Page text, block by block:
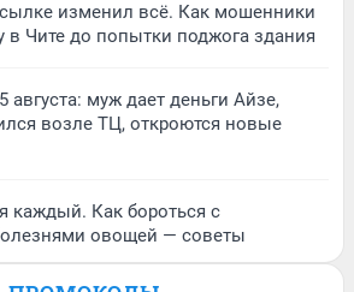
изменил всё. Как мошенники
Чите до попытки поджога здания
муж дает деньги Айзе,
возле ТЦ, откроются новые
каждый. Как бороться с
овощей — советы